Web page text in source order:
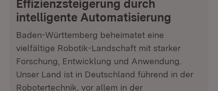
Effizienzsteigerung durch
intelligente Automatisierung
Baden-Württemberg beheimatet eine
vielfältige Robotik-Landschaft mit starker
Forschung, Entwicklung und Anwendung.
Unser Land ist in Deutschland führend in der
Robotertechnik, vor allem in der